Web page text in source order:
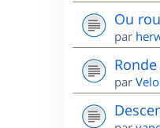
Ou
par
par